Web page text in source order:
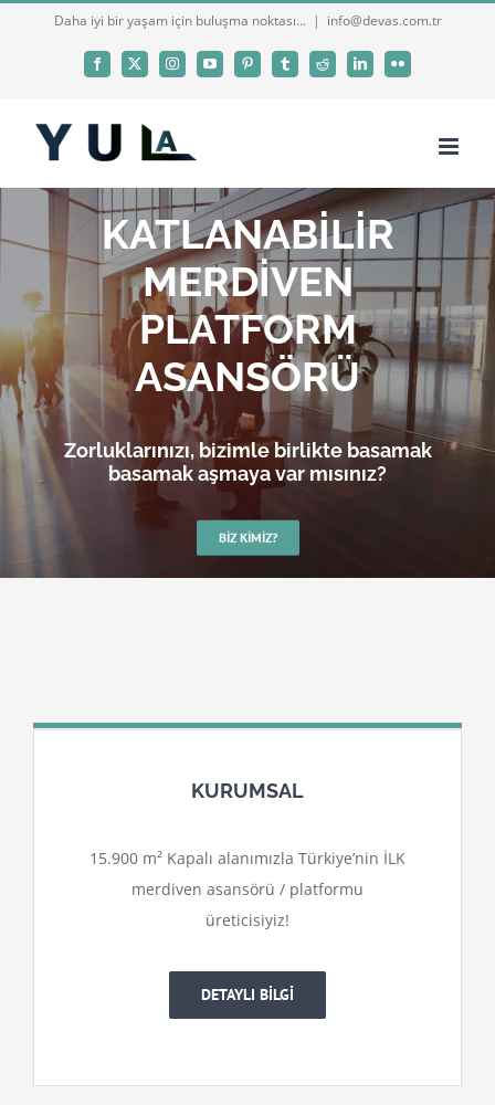
Daha iyi bir yaşam için buluşma noktası... | info@devas.com.tr
Facebook
X InstagramYouTubePinterestTumblrReddit LinkedInFlickr
KATLANABİLİR
MERDİVEN
PLATFORM
ASANSÖRÜ
Zorluklarınızı, bizimle birlikte basamak
basamak aşmaya var mısınız?
BIZ KIMIZ?
KURUMSAL
15.900 m² Kapalı alanımızla Türkiye’nin İLK
merdiven asansörü / platformu
üreticisiyiz!
DETAYLI BİLGİ